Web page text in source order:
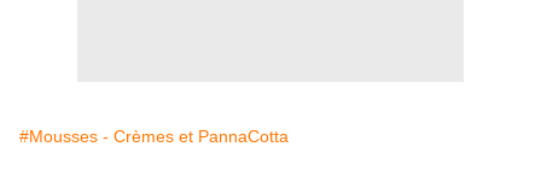
#Mousses - Crèmes et PannaCotta